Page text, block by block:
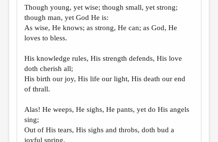
Though young, yet wise; though small, yet strong;
though man, yet God He is:
As wise, He knows; as strong, He can; as God, He
loves to bless.
His knowledge rules, His strength defends, His love
doth cherish all;
His birth our joy, His life our light, His death our end
of thrall.
Alas! He weeps, He sighs, He pants, yet do His angels
sing;
Out of His tears, His sighs and throbs, doth bud a
joyful spring.